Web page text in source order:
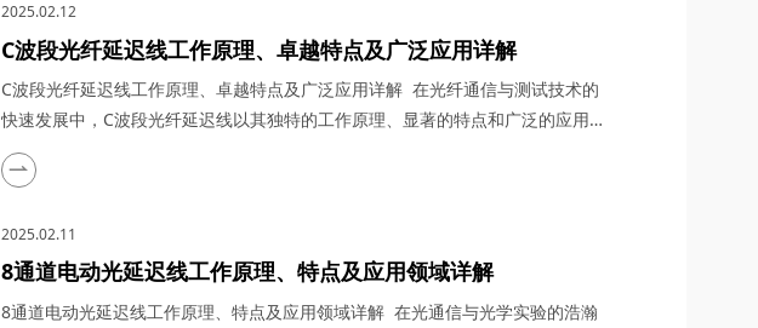
文末介绍四川梓冠光电在低噪...
2025.02.12
C波段光纤延迟线工作原理、卓越特点及广泛应用详解
C波段光纤延迟线工作原理、卓越特点及广泛应用详解 在光纤通信与测试技术的
快速发展中，C波段光纤延迟线以其独特的工作原理、显著的特点和广泛的应用领
域，成为了众多科研与生产领域不可或缺的关键器件。作为专注于光纤通信器件研
发与制造的生产厂家，四川梓冠光电在此为您深入剖析C波段光纤延迟线的奥秘，
段...
2025.02.11
8通道电动光延迟线工作原理、特点及应用领域详解
8通道电动光延迟线工作原理、特点及应用领域详解 在光通信与光学实验的浩瀚